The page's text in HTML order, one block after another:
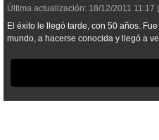
Última actualización: 18/12/2011 11:17
El éxito le llegó tarde, con 50 años.
mundo, a hacerse conocida y llegó a